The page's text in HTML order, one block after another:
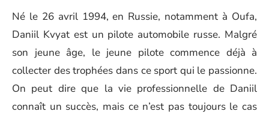
Né le 26 avril 1994, en Russie, notamment à Oufa,
Daniil Kvyat est un pilote automobile russe. Malgré
son jeune âge, le jeune pilote commence déjà à
collecter des trophées dans ce sport qui le passionne.
On peut dire que la vie professionnelle de Daniil
connaît un succès, mais ce n’est pas toujours le cas